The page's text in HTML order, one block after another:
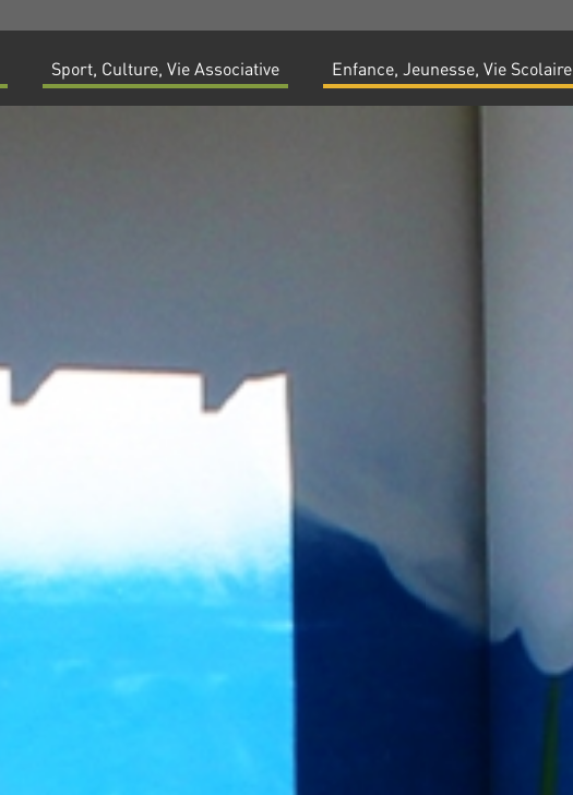
Sport, Culture, Vie Associative Enfance, Jeunesse, Vie Scolaire